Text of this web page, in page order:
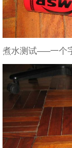
煮水测试—–一个